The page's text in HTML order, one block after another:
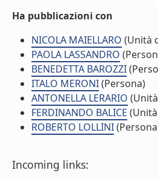
Ha pubblicazioni con
NICOLA MAIELLARO (Unità
PAOLA LASSANDRO
BENEDETTA BAROZZI
ITALO MERONI(Persona)
ANTONELLA LERARIO
FERDINANDO BALICE
ROBERTO LOLLINI
Incoming links: